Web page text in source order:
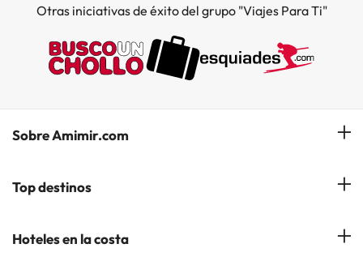
Otras iniciativas de éxito del grupo "Viajes Para Ti"
Sobre Amimir.com
¿Quiénes somos?
Gestionar mi reserva
Top destinos
Hoteles en Salou
Hoteles en la costa